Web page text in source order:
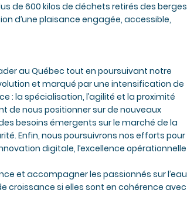
de 600 kilos de déchets retirés des berges
d’une plaisance engagée, accessible,
au Québec tout en poursuivant notre
et marqué par une intensification de
: la spécialisation, l’agilité et la proximité
de nous positionner sur de nouveaux
besoins émergents sur le marché de la
Enfin, nous poursuivrons nos efforts pour
digitale, l’excellence opérationnelle
et accompagner les passionnés sur l’eau
croissance si elles sont en cohérence avec